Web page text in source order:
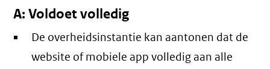
A: Voldoet volledig
De overheidsinstantie kan aantonen dat de
website of mobiele app volledig aan alle